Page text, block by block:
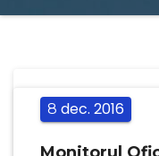
8 dec. 2016